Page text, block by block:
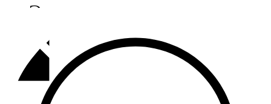
Әлмәт
92,9 FM
Базарлы матак
107,1 FM